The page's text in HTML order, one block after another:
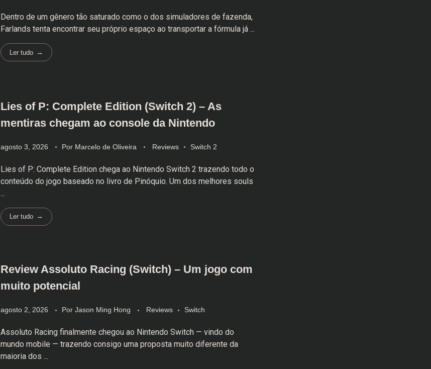
Dentro de um gênero tão saturado como o dos simuladores de fazenda,
Farlands tenta encontrar seu próprio espaço ao transportar a fórmula já ...
Ler tudo
Lies of P: Complete Edition (Switch 2) – As
mentiras chegam ao console da Nintendo
agosto 3, 2026 Por Marcelo de Oliveira Reviews Switch 2
Lies of P: Complete Edition chega ao Nintendo Switch 2 trazendo todo o
conteúdo do jogo baseado no livro de Pinóquio. Um dos melhores souls
...
Ler tudo
Review Assoluto Racing (Switch) – Um jogo com
muito potencial
agosto 2, 2026 Por Jason Ming Hong Reviews Switch
Assoluto Racing finalmente chegou ao Nintendo Switch — vindo do
mundo mobile — trazendo consigo uma proposta muito diferente da
maioria dos ...